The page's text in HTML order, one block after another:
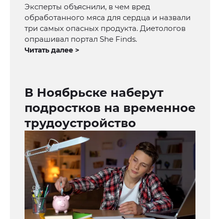
Эксперты объяснили, в чем вред
обработанного мяса для сердца и назвали
три самых опасных продукта. Диетологов
опрашивал портал She Finds.
Читать далее >
В Ноябрьске наберут
подростков на временное
трудоустройство